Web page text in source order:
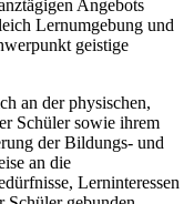
Angebots
Lernumgebung und
geistige
an der physischen,
Schüler sowie ihrem
der Bildungs- und
an die
Lerninteressen